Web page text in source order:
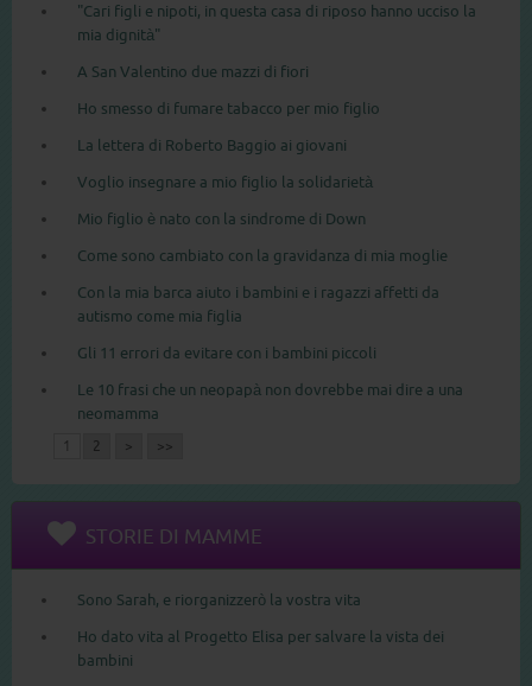
"Cari figli e nipoti, in questa casa di riposo hanno ucciso la
mia dignità"
A San Valentino due mazzi di fiori
Ho smesso di fumare tabacco per mio figlio
La lettera di Roberto Baggio ai giovani
Voglio insegnare a mio figlio la solidarietà
Mio figlio è nato con la sindrome di Down
Come sono cambiato con la gravidanza di mia moglie
Con la mia barca aiuto i bambini e i ragazzi affetti da
autismo come mia figlia
Gli 11 errori da evitare con i bambini piccoli
Le 10 frasi che un neopapà non dovrebbe mai dire a una
neomamma
1 2 > >>
STORIE DI MAMME
Sono Sarah, e riorganizzerò la vostra vita
Ho dato vita al Progetto Elisa per salvare la vista dei
bambini